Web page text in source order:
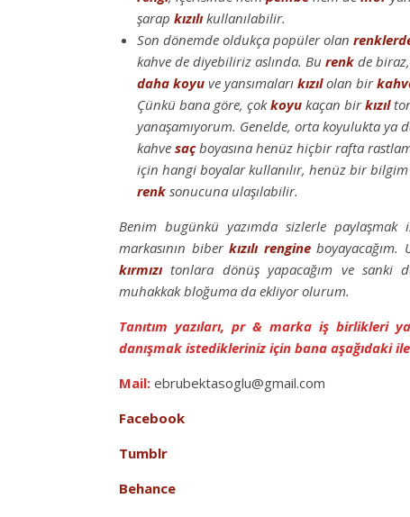
şarap kızılıkullanılabilir.
Son dönemde oldukça popüler olan
kahve de diyebiliriz aslında. Bu renk de
daha koyu ve yansımaları kızılolan bir
Çünkü bana göre, çokkoyu kaçan birkızıl
yanaşamıyorum. Genelde, orta koyulukta ya
kahve saçboyasına henüz hiçbir rafta
için hangi boyalar kullanılır, henüz bir bilgim
renk sonucuna ulaşılabilir.
Benim bugünkü yazımda sizlerle paylaşmak
markasının biberkızılı rengineboyayacağım.
kırmızıtonlara dönüş yapacağım ve sanki
muhakkak bloğuma da ekliyor olurum.
Tanıtım yazıları, pr & marka iş birlikleri
danışmak istedikleriniz için bana aşağıdaki
Mail: ebrubektasoglu@gmail.com
Facebook
Tumblr
Behance